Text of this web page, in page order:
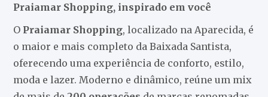
Praiamar Shopping, inspirado em você
O Praiamar Shopping, localizado na Aparecida, é
o maior e mais completo da Baixada Santista,
oferecendo uma experiência de conforto, estilo,
moda e lazer. Moderno e dinâmico, reúne um mix